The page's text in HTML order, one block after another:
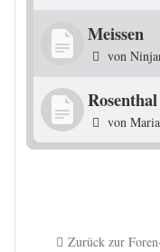
Meissen
von
von
Zurück zur